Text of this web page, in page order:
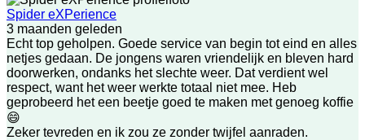
Spider eXPerience
3 maanden geleden
Echt top geholpen. Goede service van begin tot eind en alles
netjes gedaan. De jongens waren vriendelijk en bleven hard
doorwerken, ondanks het slechte weer. Dat verdient wel
respect, want het weer werkte totaal niet mee. Heb
geprobeerd het een beetje goed te maken met genoeg koffie
😄
Zeker tevreden en ik zou ze zonder twijfel aanraden.